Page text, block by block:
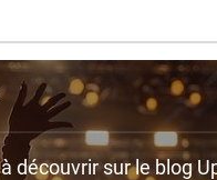
découvrir sur le blog